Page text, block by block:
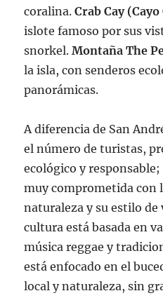
coralina.Crab Cay
islote famoso por sus
snorkel.Montaña The
la isla, con senderos
panorámicas.
A diferencia de San
el número de turistas,
ecológico y
muy comprometida con
naturaleza y su estilo
cultura está basada en
música reggae y
está enfocado en el
local y naturaleza, sin